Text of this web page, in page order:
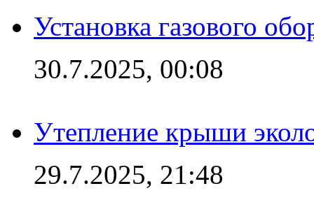
Установка газового
30.7.2025, 00:08
Утепление крыши
29.7.2025, 21:48